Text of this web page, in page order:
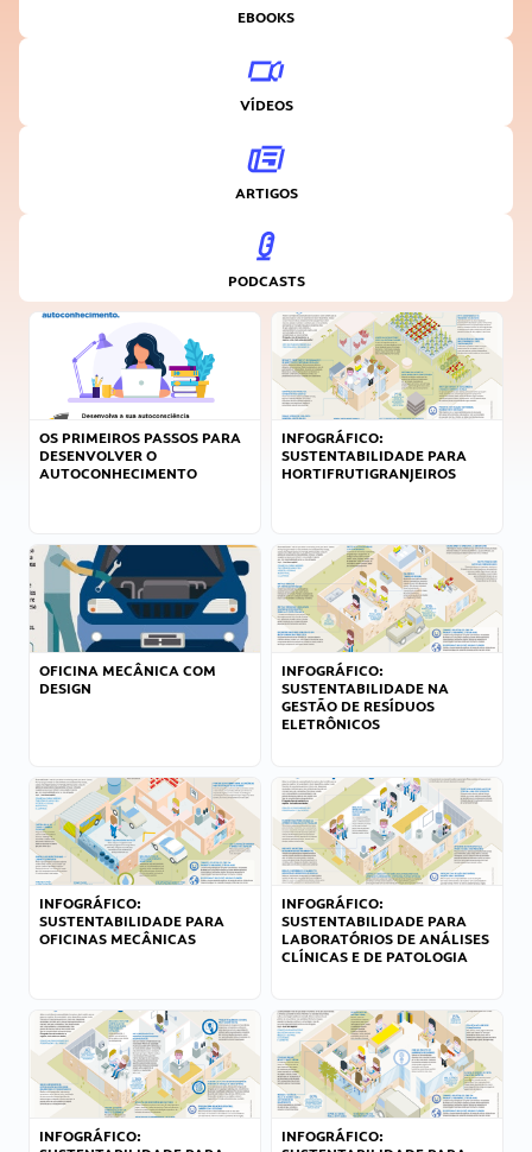
EBOOKS
VÍDEOS
ARTIGOS
PODCASTS
OS PRIMEIROS PASSOS PARA
DESENVOLVER O
AUTOCONHECIMENTO
INFOGRÁFICO:
SUSTENTABILIDADE PARA
HORTIFRUTIGRANJEIROS
OFICINA MECÂNICA COM
DESIGN
INFOGRÁFICO:
SUSTENTABILIDADE NA
GESTÃO DE RESÍDUOS
ELETRÔNICOS
INFOGRÁFICO:
SUSTENTABILIDADE PARA
OFICINAS MECÂNICAS
INFOGRÁFICO:
SUSTENTABILIDADE PARA
LABORATÓRIOS DE ANÁLISES
CLÍNICAS E DE PATOLOGIA
INFOGRÁFICO:
INFOGRÁFICO: